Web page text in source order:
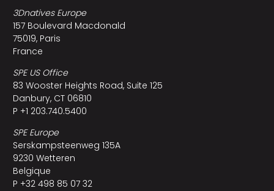
3Dnatives Europe
157 Boulevard Macdonald
75019, Paris
France
SPE US Office
83 Wooster Heights Road, Suite 125
Danbury, CT 06810
P +1 203.740.5400
SPE Europe
Serskampsteenweg 135A
9230 Wetteren
Belgique
P +32 498 85 07 32